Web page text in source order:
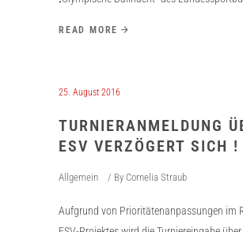
READ MORE
25. August 2016
TURNIERANMELDUNG
ESV VERZÖGERT SICH !
Allgemein By Cornelia Straub
Aufgrund von Prioritätenanpassungen im